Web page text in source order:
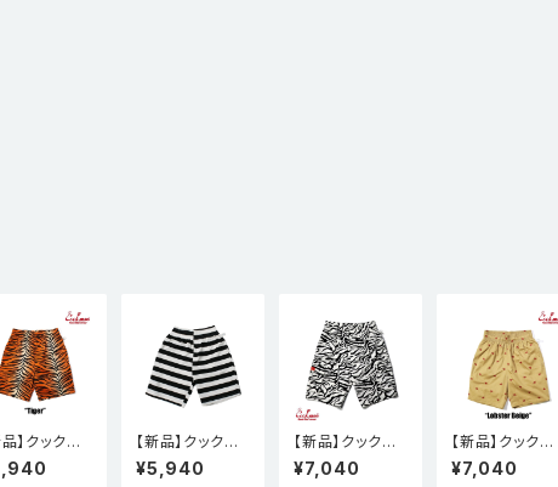
品】クックマ
シ
パンツ Chef
【新品】クックマ
ン Cookman シ
ェフパンツ Chef
¥5,940
【新品】クックマ
ン Cookman シ
ェフパンツ Chef
¥7,040
【新品】クックマ
ン Cookman シ
ェフパンツ Chef
¥7,040